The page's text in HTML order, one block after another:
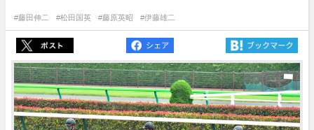
#藤田伸二 #松田国英 #藤原英昭 #伊藤雄二